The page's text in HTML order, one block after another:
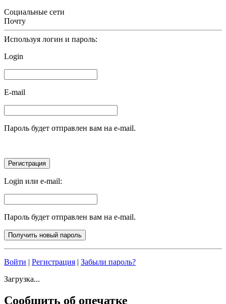
Социальные сети
Почту
Используя логин и пароль:
Login
E-mail
Пароль будет отправлен вам на e-mail.
Login или e-mail:
Пароль будет отправлен вам на e-mail.
Войти | Регистрация | Забыли пароль?
Загрузка...
Сообщить об опечатке